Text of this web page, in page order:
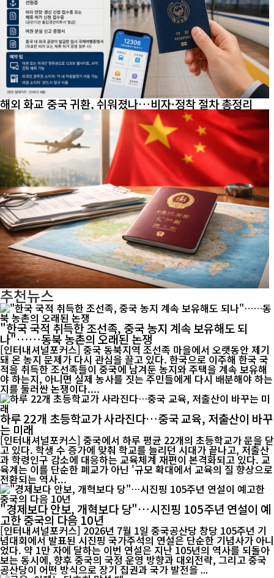
해외 화교 중국 귀환, 쉬워졌나…비자·정착 절차 총정리
추천뉴스
"한국 국적 취득한 조선족, 중국 농지 계속 보유해도 되
나"……동북 농촌의 오래된 논쟁
[인터내셔널포커스] 중국 동북지역 조선족 마을에서 오랫동안 제기
돼 온 농지 문제가 다시 관심을 끌고 있다. 한국으로 이주해 한국 국
적을 취득한 조선족들이 중국에 남겨둔 농지와 주택을 계속 보유해
야 하는지, 아니면 실제 농사를 짓는 주민들에게 다시 배분해야 하는
지를 둘러싼 논쟁이다....
하루 22개 초등학교가 사라진다…중국 교육, 저출산이 바꾸
는 미래
[인터내셔널포커스] 중국에서 하루 평균 22개의 초등학교가 문을 닫
고 있다. 학생 수 증가에 맞춰 학교를 늘리던 시대가 끝나고, 저출산
과 학령인구 감소에 대응하는 교육체계 재편이 본격화되고 있다. 교
육계는 이를 단순한 폐교가 아닌 '규모 확대에서 교육의 질 향상으로
전환되는 역사...
"경제보다 안보, 개혁보다 당"…시진핑 105주년 연설이 예
고한 중국의 다음 10년
[인터내셔널포커스] 2026년 7월 1일 중국공산당 창당 105주년 기
념대회에서 발표된 시진핑 국가주석의 연설은 단순한 기념사가 아니
었다. 약 1만 자에 달하는 이번 연설은 지난 105년의 역사를 되돌아
보는 동시에, 향후 중국의 국정 운영 방향과 대외전략, 그리고 중국
공산당이 어떤 방식으로 장기 집권과 국가 발전을 ...